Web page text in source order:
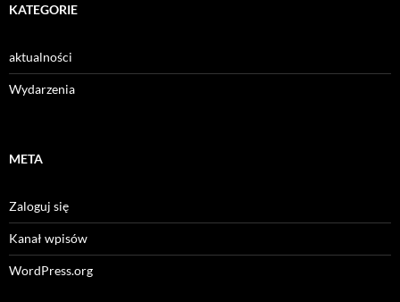
KATEGORIE
aktualności
Wydarzenia
META
Zaloguj się
Kanał wpisów
WordPress.org